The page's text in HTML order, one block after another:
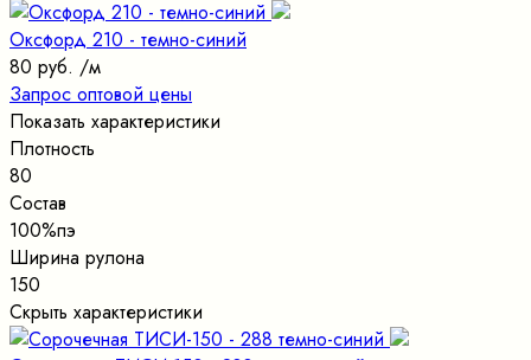
Оксфорд 210 - темно-синий
80 руб. /м
Запрос оптовой цены
Показать характеристики
Плотность
80
Состав
100%пэ
Ширина рулона
150
Скрыть характеристики